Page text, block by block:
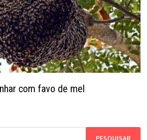
com favo de mel